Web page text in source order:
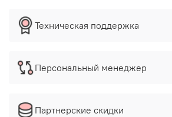
Техническая поддержка
Персональный менеджер
Партнерские скидки